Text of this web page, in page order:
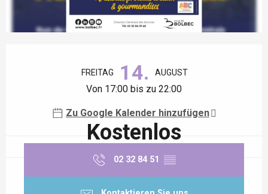
FREITAG 14. AUGUST
Von 17:00 bis zu 22:00
Zu Google Kalender hinzufügen
Kostenlos
02 32 84 51 ▒▒